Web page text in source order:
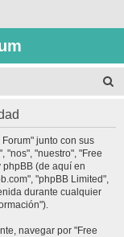
junto con sus
"nos", "nuestro", "Free
phpBB (de aquí en
"phpBB Limited",
durante cualquier
navegar por "Free